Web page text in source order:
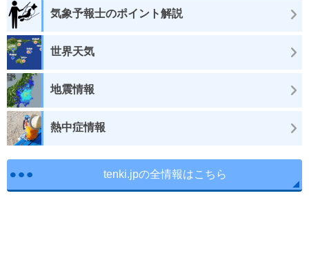
気象予報士のポイント解説
世界天気
地震情報
熱中症情報
tenki.jpの全情報はこちら